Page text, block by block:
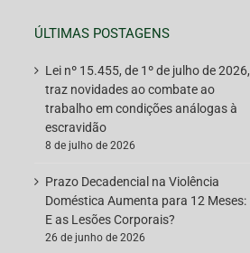
ÚLTIMAS POSTAGENS
Lei nº 15.455, de 1º de julho de 2026,
traz novidades ao combate ao
trabalho em condições análogas à
escravidão
8 de julho de 2026
Prazo Decadencial na Violência
Doméstica Aumenta para 12 Meses:
E as Lesões Corporais?
26 de junho de 2026